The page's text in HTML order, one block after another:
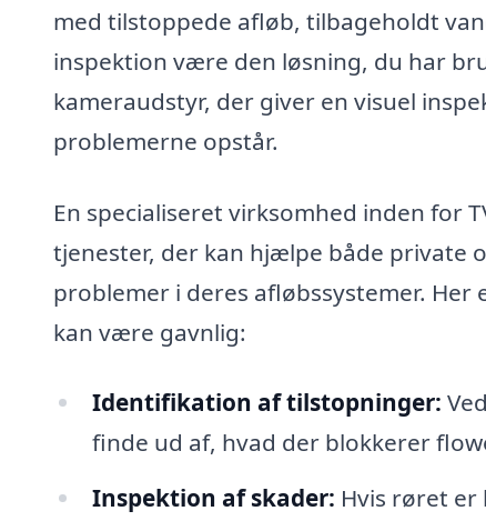
med tilstoppede afløb, tilbageholdt
inspektion være den løsning, du har
kameraudstyr, der giver en visuel
problemerne opstår.
En specialiseret virksomhed inden for
tjenester, der kan hjælpe både private
problemer i deres afløbssystemer.
kan være gavnlig:
Identifikation af tilstopninger:
finde ud af, hvad der blokkerer
Inspektion af skader: Hvis røret